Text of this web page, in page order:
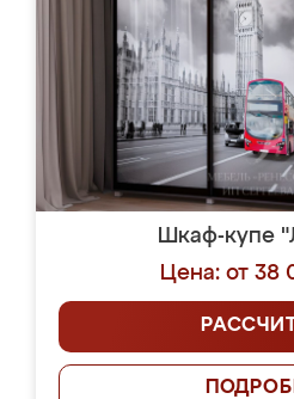
Шкаф-купе
Цена: от 38